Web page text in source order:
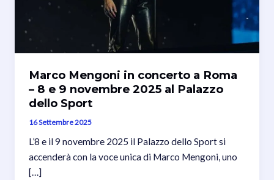
Marco Mengoni in concerto a Roma
– 8 e 9 novembre 2025 al Palazzo
dello Sport
16 Settembre 2025
L’8 e il 9 novembre 2025 il Palazzo dello Sport si
accenderà con la voce unica di Marco Mengoni, uno
[…]